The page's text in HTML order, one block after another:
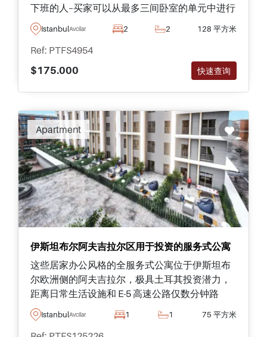
下班的人–买家可以从最多三间卧室的单元中进行
选择。.
IstanbulAvcilar 2 2 128 平方米
Ref: PTFS4954
$175.000
快速查询
Apartment
伊斯坦布尔阿夫吉拉尔区用于投资的服务式公寓
这些居家办公风格的全服务式公寓位于伊斯坦布
尔欧洲侧的阿夫吉拉尔，极具土耳其投资潜力，
距离日常生活设施和 E-5 高速公路仅数分钟路
程。
IstanbulAvcilar 1 1 75 平方米